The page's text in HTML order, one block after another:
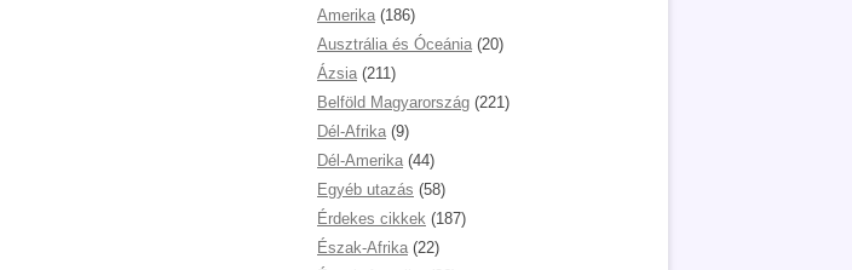
Amerika (186)
Ausztrália és Óceánia (20)
Ázsia (211)
Belföld Magyarország (221)
Dél-Afrika (9)
Dél-Amerika (44)
Egyéb utazás (58)
Érdekes cikkek (187)
Észak-Afrika (22)